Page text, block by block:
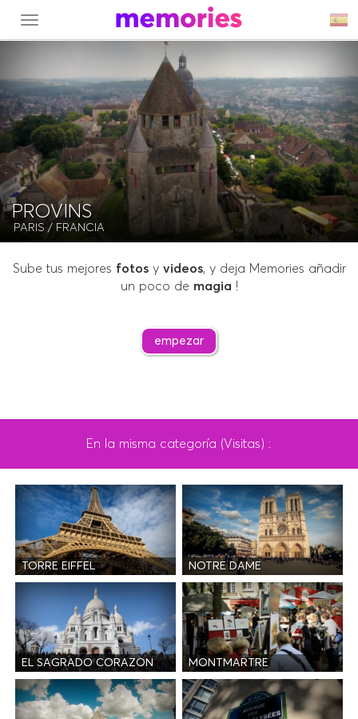
MENU
PROVINS
PARIS / FRANCIA
Sube tus mejores fotosy videos, y deja Memories añadir
un poco de magia !
empezar
En la misma categoría (Visitas) :
TORRE EIFFEL NOTRE DAME
EL SAGRADO CORAZON MONTMARTRE